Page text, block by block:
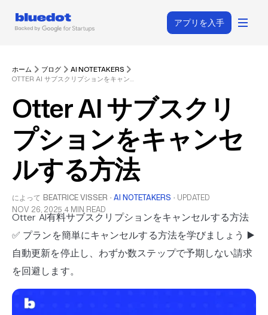
アプリを入手
ホーム ブログ
AI NOTETAKERS
OTTER AI サブスクリプションをキャンセルする方法
Otter AI サブスクリ
プションをキャンセ
ルする方法
によって BEATRICE VISSER · AI NOTETAKERS · UPDATED
NOV 26, 2025 4 MIN READ
Otter AI有料サブスクリプションをキャンセルする方法
✅ プランを簡単にキャンセルする方法を学びましょう ▶️
自動更新を停止し、わずか数ステップで予期しない請求
を回避します。